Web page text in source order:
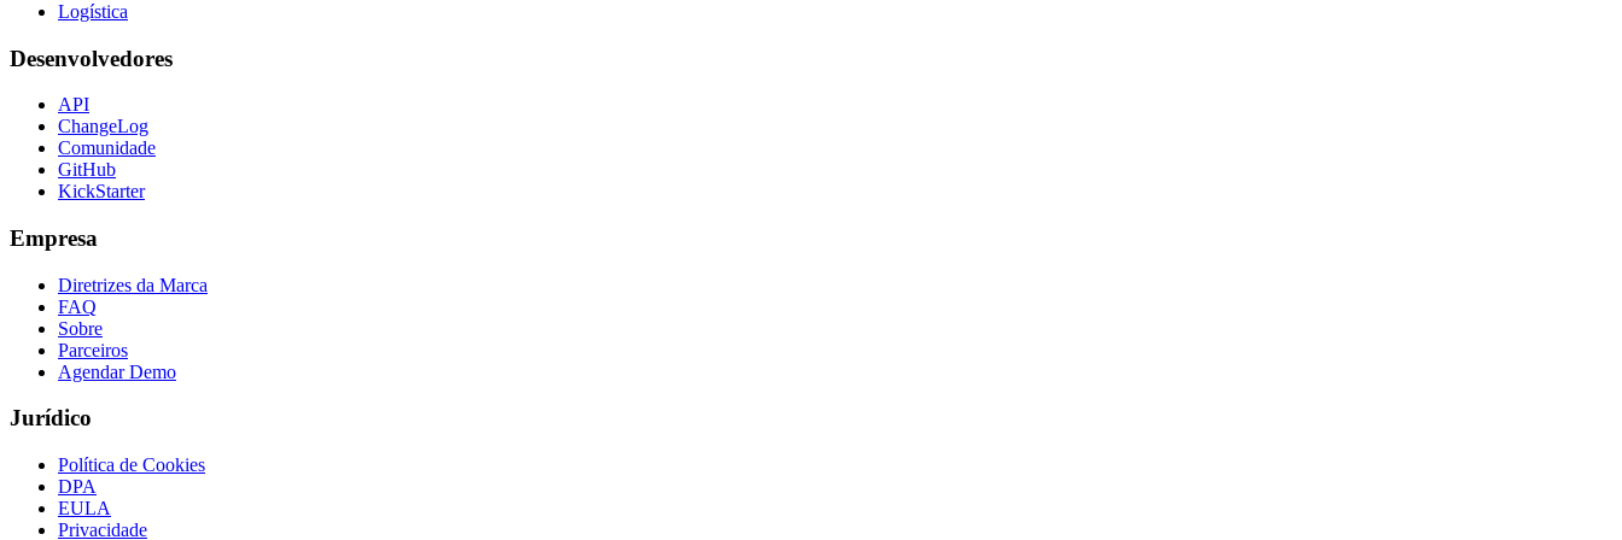
Logística
Desenvolvedores
API
ChangeLog
Comunidade
GitHub
KickStarter
Empresa
Diretrizes da Marca
FAQ
Sobre
Parceiros
Agendar Demo
Jurídico
Política de Cookies
DPA
EULA
Privacidade